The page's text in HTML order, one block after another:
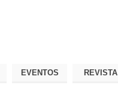
EVENTOS REVISTA